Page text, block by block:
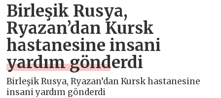
Birleşik Rusya,
Ryazan’dan Kursk
hastanesine insani
yardım gönderdi
Birleşik Rusya, Ryazan’dan Kursk hastanesine
insani yardım gönderdi